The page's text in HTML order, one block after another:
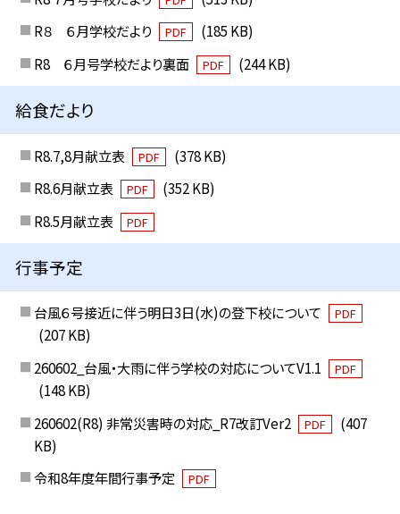
R８ ６月学校だより
PDF
(185 KB)
R8 ６月号学校だより裏面
PDF (244 KB)
給食だより
R8.7,8月献立表 PDF
(378 KB)
R8.6月献立表
PDF
(352 KB)
R8.5月献立表
PDF
行事予定
台風６号接近に伴う明日3日(水)の登下校について PDF
(207 KB)
260602_台風・大雨に伴う学校の対応についてV1.1
PDF
(148 KB)
260602(R8) 非常災害時の対応_R7改訂Ver2
PDF
(407
KB)
令和8年度年間行事予定
PDF